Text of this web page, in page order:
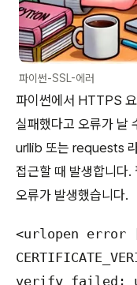
파이썬-SSL-에러
파이썬에서 HTTPS
실패했다고 오류가 날
urllib 또는 requests
접근할 때 발생합니다
오류가 발생했습니다.
<urlopen error
verify failed: